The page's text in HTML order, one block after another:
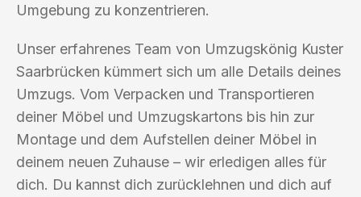
Umgebung zu konzentrieren.
Unser erfahrenes Team von Umzugskönig Kuster
Saarbrücken kümmert sich um alle Details deines
Umzugs. Vom Verpacken und Transportieren
deiner Möbel und Umzugskartons bis hin zur
Montage und dem Aufstellen deiner Möbel in
deinem neuen Zuhause – wir erledigen alles für
dich. Du kannst dich zurücklehnen und dich auf